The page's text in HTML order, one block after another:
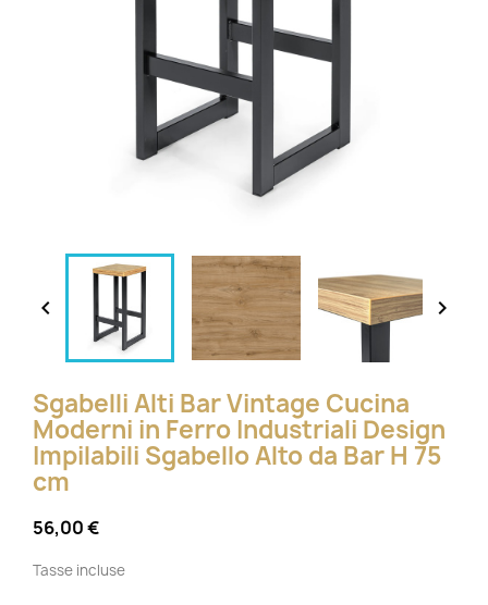
 
Sgabelli Alti Bar Vintage Cucina
Moderni in Ferro Industriali Design
Impilabili Sgabello Alto da Bar H 75
cm
56,00 €
Tasse incluse